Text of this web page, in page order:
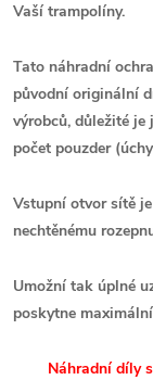
Vaší trampolíny.
Tato náhradní
původní originální
výrobců, důležité je
počet pouzder
Vstupní otvor sítě
nechtěnému
Umožní tak úplné
poskytne
Náhradní díly